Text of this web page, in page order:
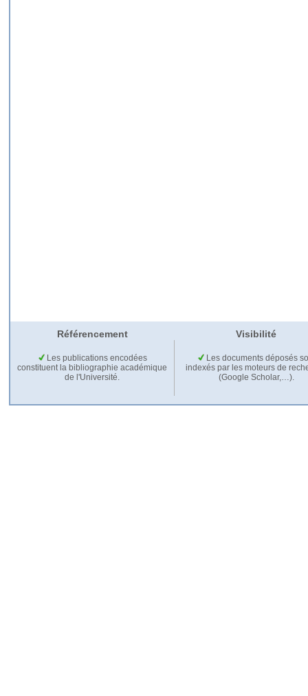
Référencement Visibilité
Les publications encodées
constituent la bibliographie académique
de l'Université.
Les documents déposés
indexés par les moteurs de
(Google Scholar,…).